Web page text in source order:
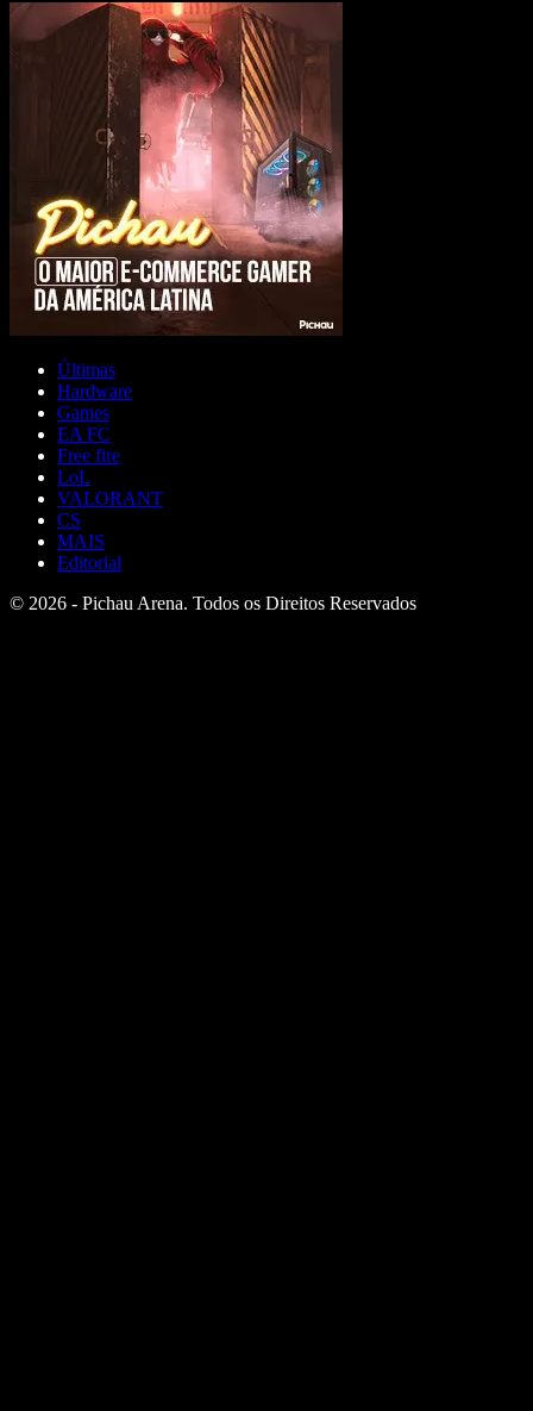
Últimas
Hardware
Games
EA FC
Free fire
LoL
VALORANT
CS
MAIS
Editorial
© 2026 - Pichau Arena. Todos os Direitos Reservados